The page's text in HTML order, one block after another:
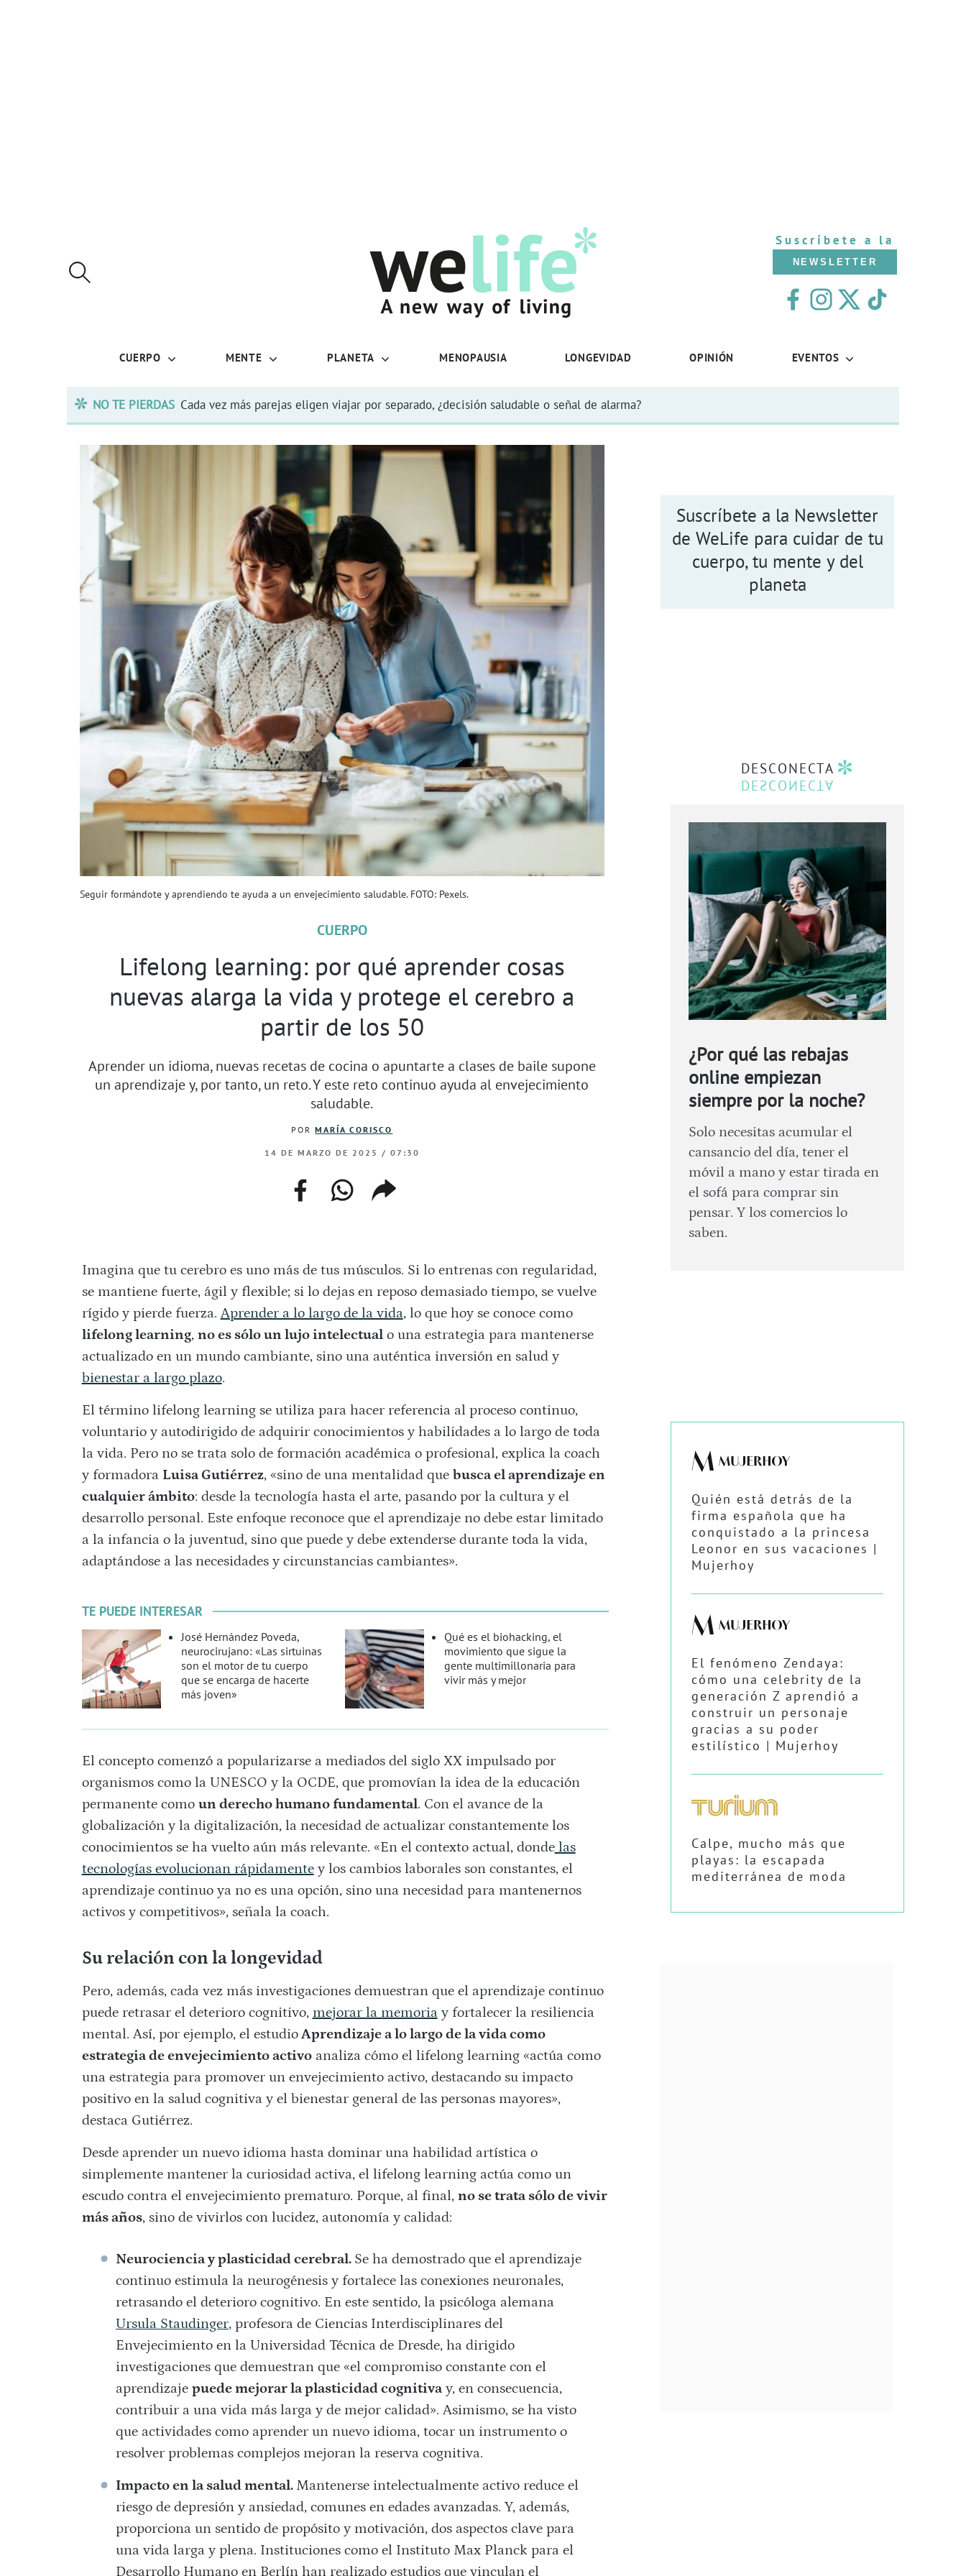
Suscríbete a la
NEWSLETTER
CUERPO MENTE PLANETA MENOPAUSIA LONGEVIDAD OPINIÓN EVENTOS
NO TE PIERDAS Cada vez más parejas eligen viajar por separado, ¿decisión saludable o señal de alarma?
Seguir formándote y aprendiendo te ayuda a un envejecimiento saludable. FOTO: Pexels.
CUERPO
Lifelong learning: por qué aprender cosas
nuevas alarga la vida y protege el cerebro a
partir de los 50
Aprender un idioma, nuevas recetas de cocina o apuntarte a clases de baile supone
un aprendizaje y, por tanto, un reto. Y este reto continuo ayuda al envejecimiento
saludable.
PORMARÍA CORISCO
14 DE MARZO DE 2025 / 07:30
facebookwhatsapp
web
copiar
enlace
Imagina que tu cerebro es uno más de tus músculos. Si lo entrenas con regularidad,
se mantiene fuerte, ágil y flexible; si lo dejas en reposo demasiado tiempo, se vuelve
rígido y pierde fuerza. Aprender a lo largo de la vida, lo que hoy se conoce como
lifelong learning, no es sólo un lujo intelectualo una estrategia para mantenerse
actualizado en un mundo cambiante, sino una auténtica inversión en salud y
bienestar a largo plazo.
El término lifelong learning se utiliza para hacer referencia al proceso continuo,
voluntario y autodirigido de adquirir conocimientos y habilidades a lo largo de toda
la vida. Pero no se trata solo de formación académica o profesional, explica la coach
y formadora Luisa Gutiérrez, «sino de una mentalidad que busca el aprendizaje en
cualquier ámbito: desde la tecnología hasta el arte, pasando por la cultura y el
desarrollo personal. Este enfoque reconoce que el aprendizaje no debe estar limitado
a la infancia o la juventud, sino que puede y debe extenderse durante toda la vida,
adaptándose a las necesidades y circunstancias cambiantes».
TE PUEDE INTERESAR
José Hernández Poveda,
neurocirujano: «Las sirtuinas
son el motor de tu cuerpo
que se encarga de hacerte
más joven»
Qué es el biohacking, el
movimiento que sigue la
gente multimillonaria para
vivir más y mejor
El concepto comenzó a popularizarse a mediados del siglo XX impulsado por
organismos como la UNESCO y la OCDE, que promovían la idea de la educación
permanente como un derecho humano fundamental. Con el avance de la
globalización y la digitalización, la necesidad de actualizar constantemente los
conocimientos se ha vuelto aún más relevante. «En el contexto actual, dondelas
tecnologías evolucionan rápidamentey los cambios laborales son constantes, el
aprendizaje continuo ya no es una opción, sino una necesidad para mantenernos
activos y competitivos», señala la coach.
Su relación con la longevidad
Pero, además, cada vez más investigaciones demuestran que el aprendizaje continuo
puede retrasar el deterioro cognitivo, mejorar la memoriay fortalecer la resiliencia
mental. Así, por ejemplo, el estudioAprendizaje a lo largo de la vida como
estrategia de envejecimiento activoanaliza cómo el lifelong learning «actúa como
una estrategia para promover un envejecimiento activo, destacando su impacto
positivo en la salud cognitiva y el bienestar general de las personas mayores»,
destaca Gutiérrez.
Desde aprender un nuevo idioma hasta dominar una habilidad artística o
simplemente mantener la curiosidad activa, el lifelong learning actúa como un
escudo contra el envejecimiento prematuro. Porque, al final, no se trata sólo de vivir
más años, sino de vivirlos con lucidez, autonomía y calidad:
Neurociencia y plasticidad cerebral. Se ha demostrado que el aprendizaje
continuo estimula la neurogénesis y fortalece las conexiones neuronales,
retrasando el deterioro cognitivo. En este sentido, la psicóloga alemana
Ursula Staudinger, profesora de Ciencias Interdisciplinares del
Envejecimiento en la Universidad Técnica de Dresde, ha dirigido
investigaciones que demuestran que «el compromiso constante con el
aprendizajepuede mejorar la plasticidad cognitiva y, en consecuencia,
contribuir a una vida más larga y de mejor calidad». Asimismo, se ha visto
que actividades como aprender un nuevo idioma, tocar un instrumento o
resolver problemas complejos mejoran la reserva cognitiva.
Impacto en la salud mental. Mantenerse intelectualmente activo reduce el
riesgo de depresión y ansiedad, comunes en edades avanzadas. Y, además,
proporciona un sentido de propósito y motivación, dos aspectos clave para
una vida larga y plena. Instituciones como el Instituto Max Planck para el
Desarrollo Humano en Berlín han realizado estudios que vinculan el
Suscríbete a la Newsletter
de WeLife para cuidar de tu
cuerpo, tu mente y del
planeta
DESCONECTA
¿Por qué las rebajas
online empiezan
siempre por la noche?
Solo necesitas acumular el
cansancio del día, tener el
móvil a mano y estar tirada en
el sofá para comprar sin
pensar. Y los comercios lo
saben.
Quién está detrás de la
firma española que ha
conquistado a la princesa
Leonor en sus vacaciones |
Mujerhoy
El fenómeno Zendaya:
cómo una celebrity de la
generación Z aprendió a
construir un personaje
gracias a su poder
estilístico | Mujerhoy
Calpe, mucho más que
playas: la escapada
mediterránea de moda